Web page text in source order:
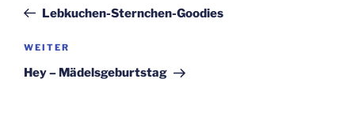
Beitrag
Lebkuchen-Sternchen-Goodies
Nächster
Beitrag
WEITER
Hey – Mädelsgeburtstag